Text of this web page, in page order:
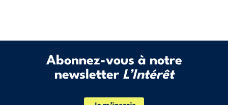
Abonnez-vous à notre
newsletter L’Intérêt